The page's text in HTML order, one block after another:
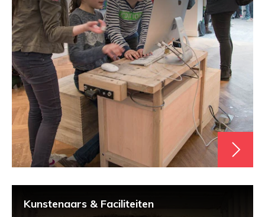
Kunstenaars & Faciliteiten